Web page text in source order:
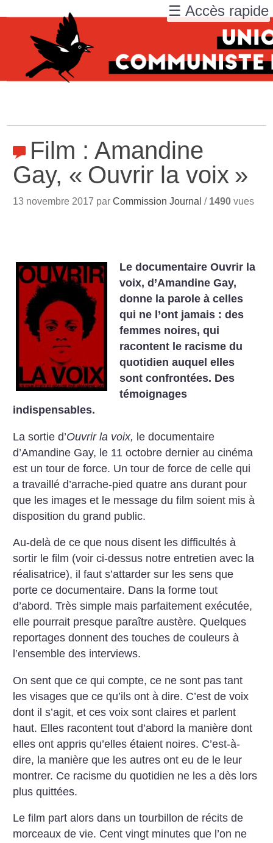
Film : Amandine
Gay, « Ouvrir la voix »
13 novembre 2017 parCommission Journal / 1490 vues
Le documentaire Ouvrir la
voix, d’Amandine Gay,
donne la parole à celles
qui ne l’ont jamais : des
femmes noires, qui
racontent le racisme du
quotidien auquel elles
sont confrontées. Des
témoignages
indispensables.
La sortie d’Ouvrir la voix, le documentaire
d’Amandine Gay, le 11 octobre dernier au cinéma
est un tour de force. Un tour de force de celle qui
a travaillé d’arrache-pied quatre ans durant pour
que les images et le message du film soient mis à
disposition du grand public.
Au-delà de ce que nous disent les difficultés à
sortir le film (voir ci-dessus notre entretien avec la
réalisatrice), il faut s’attarder sur les sens que
porte ce documentaire. Dans la forme tout
d’abord. Très simple mais parfaitement exécutée,
elle pourrait presque paraître austère. Quelques
reportages donnent des touches de couleurs à
l’ensemble des interviews.
On sent que ce qui compte, ce ne sont pas tant
les visages que ce qu’ils ont à dire. C’est de voix
dont il s’agit, et ces voix sont claires et parlent
haut. Elles racontent tout d’abord la manière dont
elles ont appris qu’elles étaient noires. C’est-à-
dire, la manière que les autres ont eu de le leur
montrer. Ce racisme du quotidien ne les a dès lors
plus quittées.
Le film part alors dans un tourbillon de récits de
morceaux de vie. Cent vingt minutes que l’on ne
☰ Accès rapide